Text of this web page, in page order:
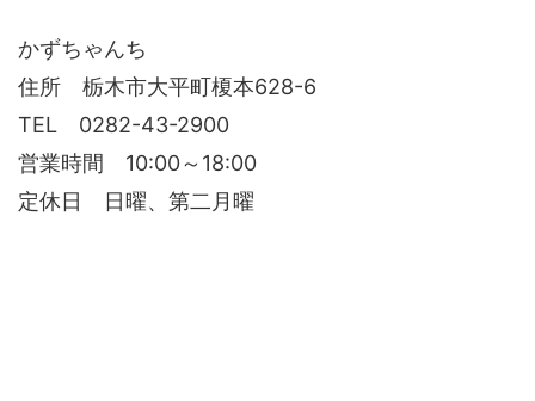
かずちゃんち
住所 栃木市大平町榎本628-6
TEL 0282-43-2900
営業時間 10:00～18:00
定休日 日曜、第二月曜